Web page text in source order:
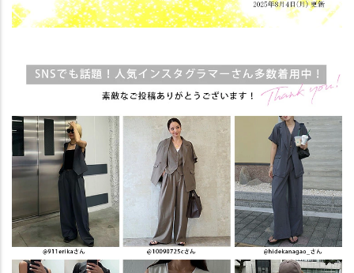
ブラックパンツ カートに入れる
グレーパンツ カートに入れる
ブラウンパンツ カートに入れる
エクリュパンツ カートに入れる
L（1）